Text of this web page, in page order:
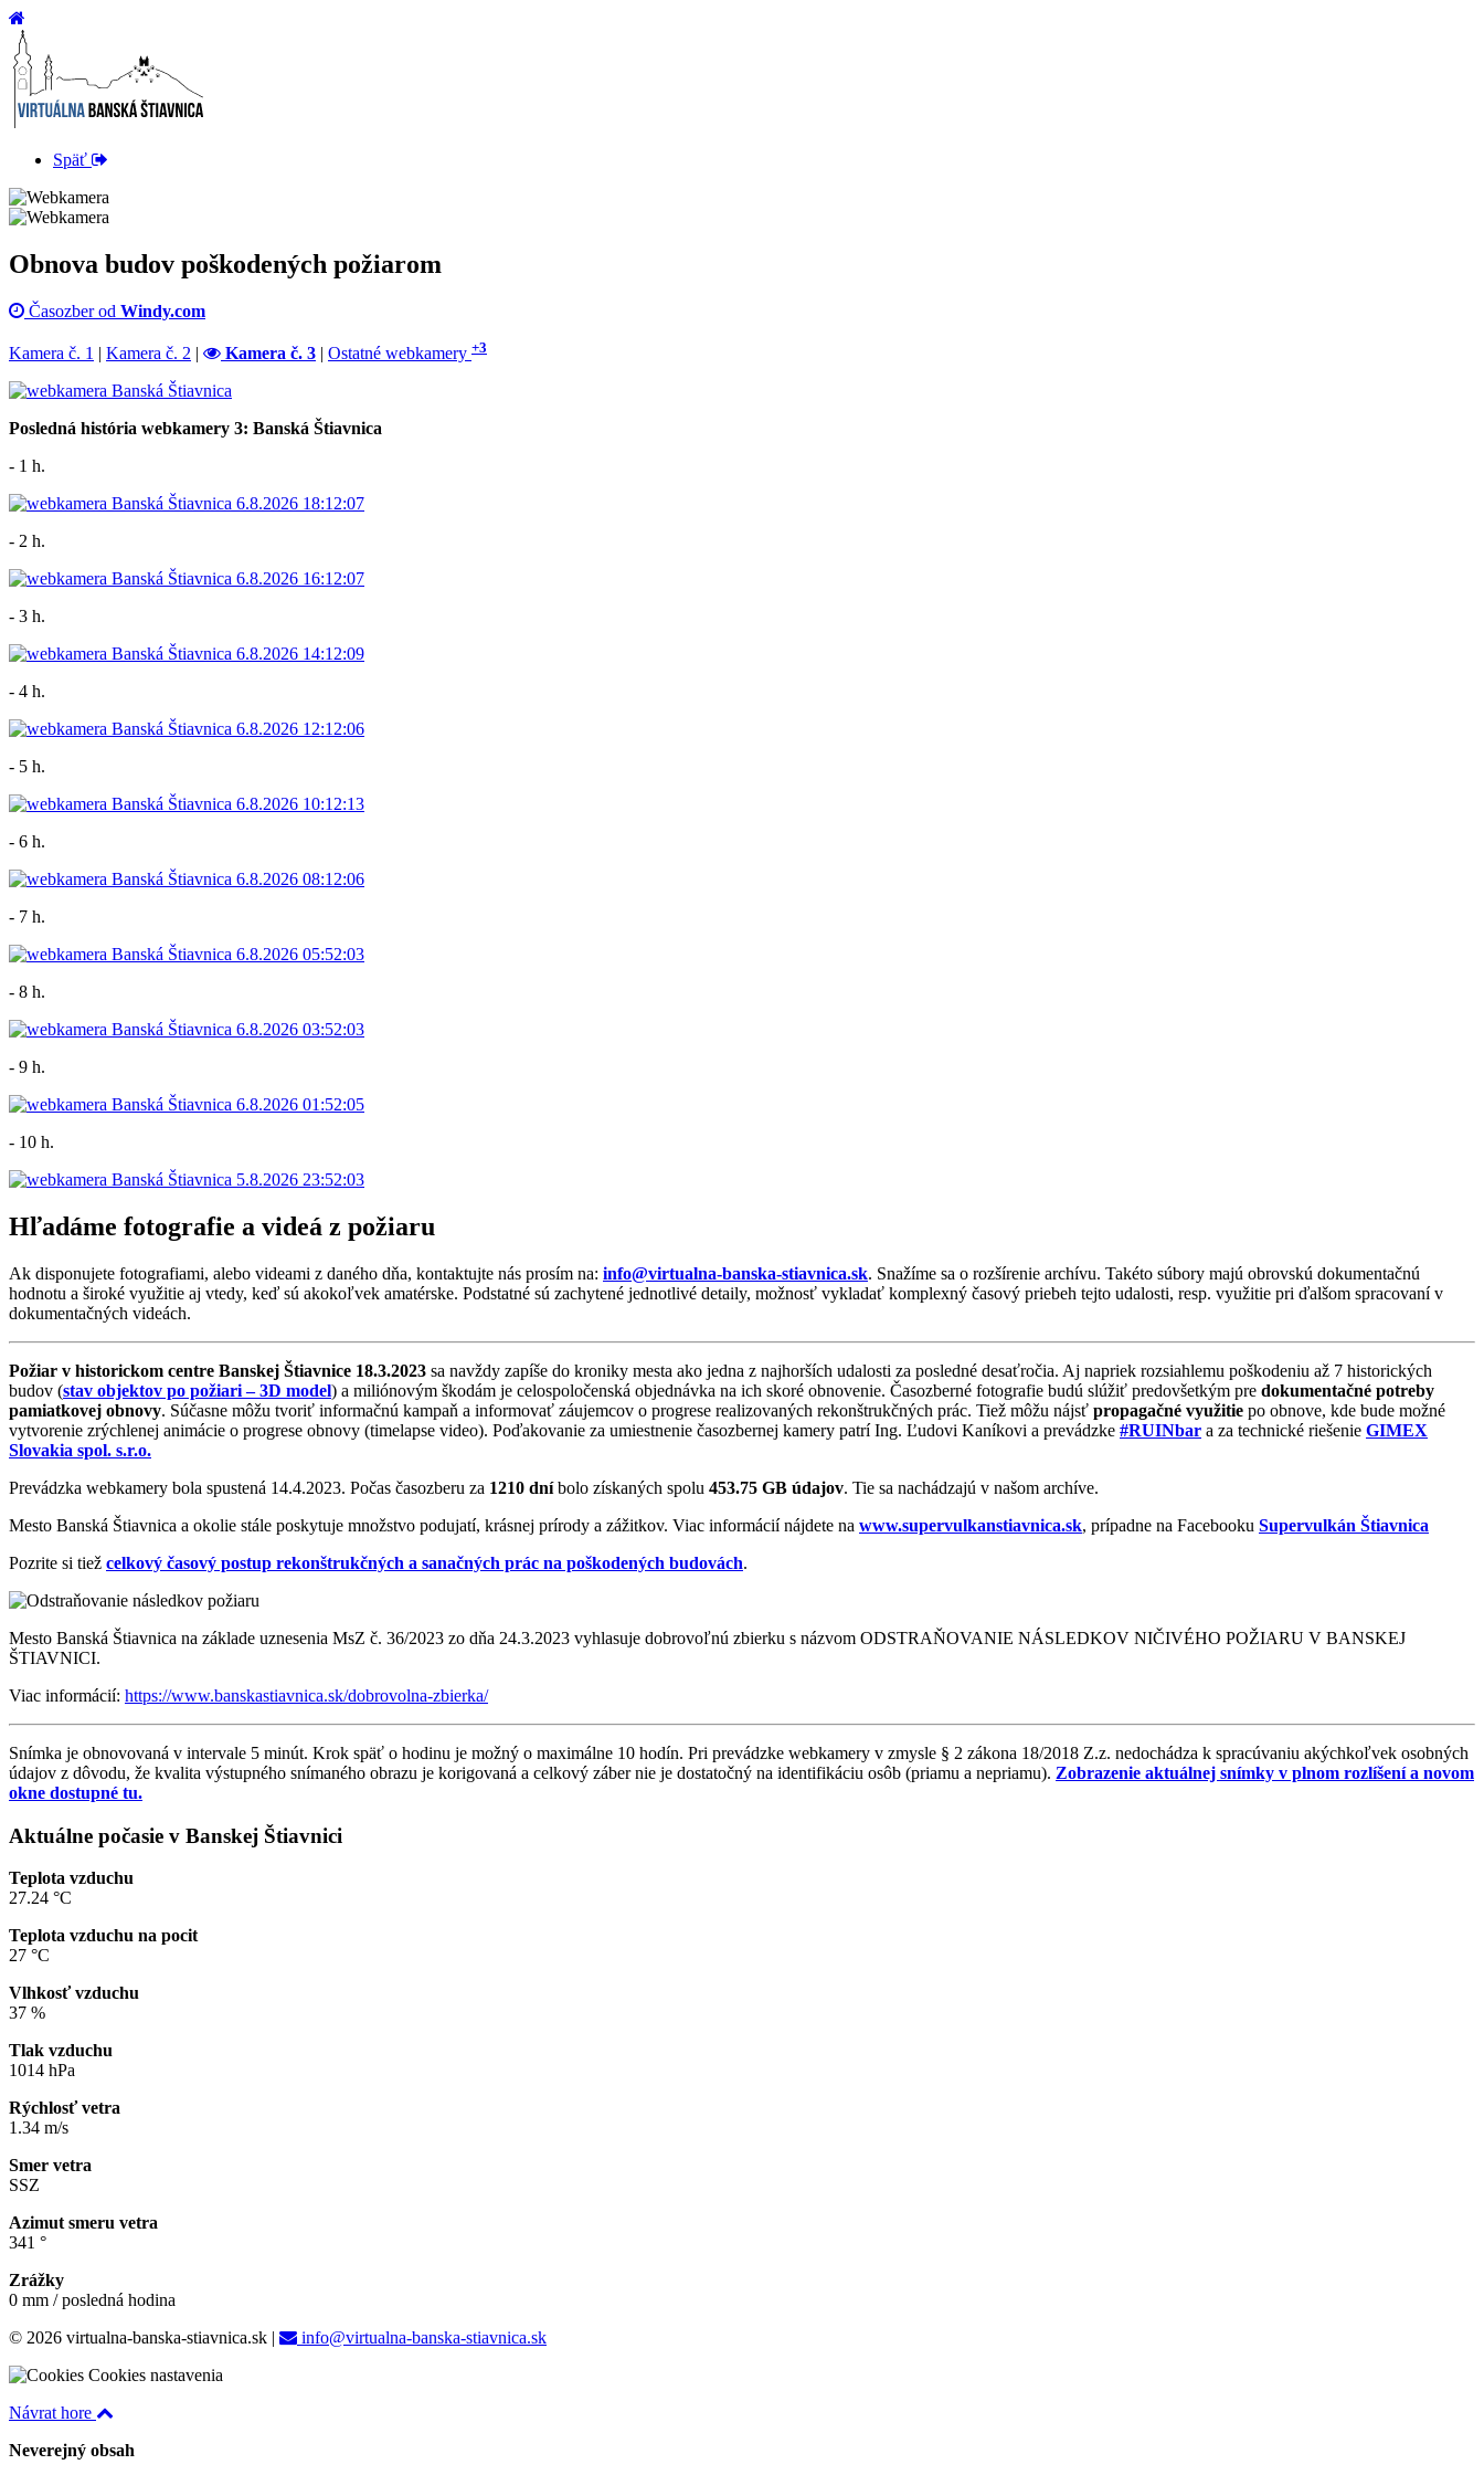
Späť
Obnova budov poškodených požiarom
Časozber od Windy.com
Kamera č. 1 | Kamera č. 2 | Kamera č. 3 | Ostatné webkamery +3
Posledná história webkamery 3: Banská Štiavnica
- 1 h.
- 2 h.
- 3 h.
- 4 h.
- 5 h.
- 6 h.
- 7 h.
- 8 h.
- 9 h.
- 10 h.
Hľadáme fotografie a videá z požiaru
Ak disponujete fotografiami, alebo videami z daného dňa, kontaktujte nás prosím na: info@virtualna-banska-stiavnica.sk. Snažíme sa o rozšírenie archívu. Takéto súbory majú obrovskú dokumentačnú
hodnotu a široké využitie aj vtedy, keď sú akokoľvek amatérske. Podstatné sú zachytené jednotlivé detaily, možnosť vykladať komplexný časový priebeh tejto udalosti, resp. využitie pri ďalšom spracovaní v
dokumentačných videách.
Požiar v historickom centre Banskej Štiavnice 18.3.2023 sa navždy zapíše do kroniky mesta ako jedna z najhorších udalosti za posledné desaťročia. Aj napriek rozsiahlemu poškodeniu až 7 historických
budov (stav objektov po požiari – 3D model) a miliónovým škodám je celospoločenská objednávka na ich skoré obnovenie. Časozberné fotografie budú slúžiť predovšetkým pre dokumentačné potreby
pamiatkovej obnovy. Súčasne môžu tvoriť informačnú kampaň a informovať záujemcov o progrese realizovaných rekonštrukčných prác. Tiež môžu nájsť propagačné využitie po obnove, kde bude možné
vytvorenie zrýchlenej animácie o progrese obnovy (timelapse video). Poďakovanie za umiestnenie časozbernej kamery patrí Ing. Ľudovi Kaníkovi a prevádzke #RUINbar a za technické riešenie GIMEX
Slovakia spol. s.r.o.
Prevádzka webkamery bola spustená 14.4.2023. Počas časozberu za 1210 dníbolo získaných spolu 453.75 GB údajov. Tie sa nachádzajú v našom archíve.
Mesto Banská Štiavnica a okolie stále poskytuje množstvo podujatí, krásnej prírody a zážitkov. Viac informácií nájdete na www.supervulkanstiavnica.sk, prípadne na Facebooku Supervulkán Štiavnica
Pozrite si tiež celkový časový postup rekonštrukčných a sanačných prác na poškodených budovách.
Mesto Banská Štiavnica na základe uznesenia MsZ č. 36/2023 zo dňa 24.3.2023 vyhlasuje dobrovoľnú zbierku s názvom ODSTRAŇOVANIE NÁSLEDKOV NIČIVÉHO POŽIARU V BANSKEJ
ŠTIAVNICI.
Viac informácií: https://www.banskastiavnica.sk/dobrovolna-zbierka/
Snímka je obnovovaná v intervale 5 minút. Krok späť o hodinu je možný o maximálne 10 hodín. Pri prevádzke webkamery v zmysle § 2 zákona 18/2018 Z.z. nedochádza k spracúvaniu akýchkoľvek osobných
údajov z dôvodu, že kvalita výstupného snímaného obrazu je korigovaná a celkový záber nie je dostatočný na identifikáciu osôb (priamu a nepriamu). Zobrazenie aktuálnej snímky v plnom rozlíšení a novom
okne dostupné tu.
Aktuálne počasie v Banskej Štiavnici
Teplota vzduchu
27.24 °C
Teplota vzduchu na pocit
27 °C
Vlhkosť vzduchu
37 %
Tlak vzduchu
1014 hPa
Rýchlosť vetra
1.34 m/s
Smer vetra
SSZ
Azimut smeru vetra
341 °
Zrážky
0 mm / posledná hodina
© 2026 virtualna-banska-stiavnica.sk |
info@virtualna-banska-stiavnica.sk
Cookies nastavenia
Návrat hore
Neverejný obsah